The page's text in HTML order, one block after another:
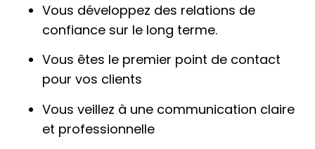
Vous développez des relations de
confiance sur le long terme.
Vous êtes le premier point de contact
pour vos clients
Vous veillez à une communication claire
et professionnelle